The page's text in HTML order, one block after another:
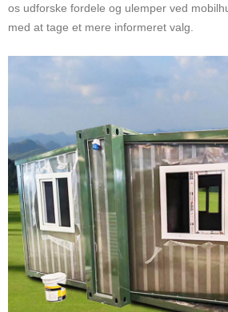
os udforske fordele og ulemper ved
med at tage et mere informeret valg.